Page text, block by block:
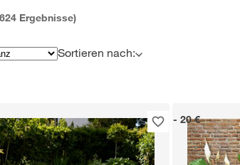
624 Ergebnisse)
Sortieren nach:
- 20 €